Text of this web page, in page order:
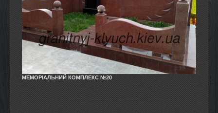
МЕМОРІАЛЬНИЙ КОМПЛЕКС №20